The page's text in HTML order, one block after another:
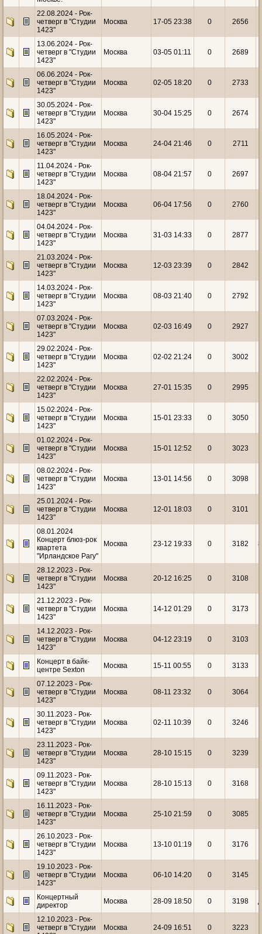
22.08.2024 - Рок-
четверг в "Студии
1423"
Москва 17-05 23:38 0 2656
13.06.2024 - Рок-
четверг в "Студии
1423"
Москва 03-05 01:11 0 2689
06.06.2024 - Рок-
четверг в "Студии
1423"
Москва 02-05 18:20 0 2733
30.05.2024 - Рок-
четверг в "Студии
1423"
Москва 30-04 15:25 0 2674
16.05.2024 - Рок-
четверг в "Студии
1423"
Москва 24-04 21:46 0 2711
11.04.2024 - Рок-
четверг в "Студии
1423"
Москва 08-04 21:57 0 2697
18.04.2024 - Рок-
четверг в "Студии
1423"
Москва 06-04 17:56 0 2760
04.04.2024 - Рок-
четверг в "Студии
1423"
Москва 31-03 14:33 0 2877
21.03.2024 - Рок-
четверг в "Студии
1423"
Москва 12-03 23:39 0 2842
14.03.2024 - Рок-
четверг в "Студии
1423"
Москва 08-03 21:40 0 2792
07.03.2024 - Рок-
четверг в "Студии
1423"
Москва 02-03 16:49 0 2927
29.02.2024 - Рок-
четверг в "Студии
1423"
Москва 02-02 21:24 0 3002
22.02.2024 - Рок-
четверг в "Студии
1423"
Москва 27-01 15:35 0 2995
15.02.2024 - Рок-
четверг в "Студии
1423"
Москва 15-01 23:33 0 3050
01.02.2024 - Рок-
четверг в "Студии
1423"
Москва 15-01 12:52 0 3023
08.02.2024 - Рок-
четверг в "Студии
1423"
Москва 13-01 14:56 0 3098
25.01.2024 - Рок-
четверг в "Студии
1423"
Москва 12-01 18:03 0 3101
08.01.2024
Концерт блюз-рок
квартета
"Ирландское Рагу"
Москва 23-12 19:33 0 3182
28.12.2023 - Рок-
четверг в "Студии
1423"
Москва 20-12 16:25 0 3108
21.12.2023 - Рок-
четверг в "Студии
1423"
Москва 14-12 01:29 0 3173
14.12.2023 - Рок-
четверг в "Студии
1423"
Москва 04-12 23:19 0 3103
Концерт в байк-
центре Sexton
Москва 15-11 00:55 0 3133
07.12.2023 - Рок-
четверг в "Студии
1423"
Москва 08-11 23:32 0 3064
30.11.2023 - Рок-
четверг в "Студии
1423"
Москва 02-11 10:39 0 3246
23.11.2023 - Рок-
четверг в "Студии
1423"
Москва 28-10 15:15 0 3239
09.11.2023 - Рок-
четверг в "Студии
1423"
Москва 28-10 15:13 0 3168
16.11.2023 - Рок-
четверг в "Студии
1423"
Москва 25-10 21:59 0 3085
26.10.2023 - Рок-
четверг в "Студии
1423"
Москва 13-10 01:19 0 3176
19.10.2023 - Рок-
четверг в "Студии
1423"
Москва 06-10 14:20 0 3145
Концертный
директор
Москва 28-09 18:50 0 3198
12.10.2023 - Рок-
четверг в "Студии
Москва 24-09 16:51 0 3223